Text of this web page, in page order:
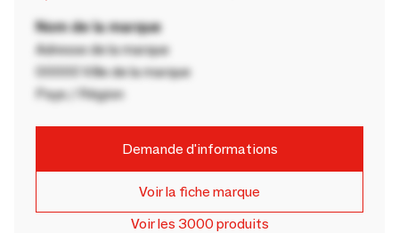
Nom de la marque
Adresse de la marque
00000 Ville de la marque
Pays / Région
Demande d'informations
Voir la fiche marque
Voir les 3000 produits